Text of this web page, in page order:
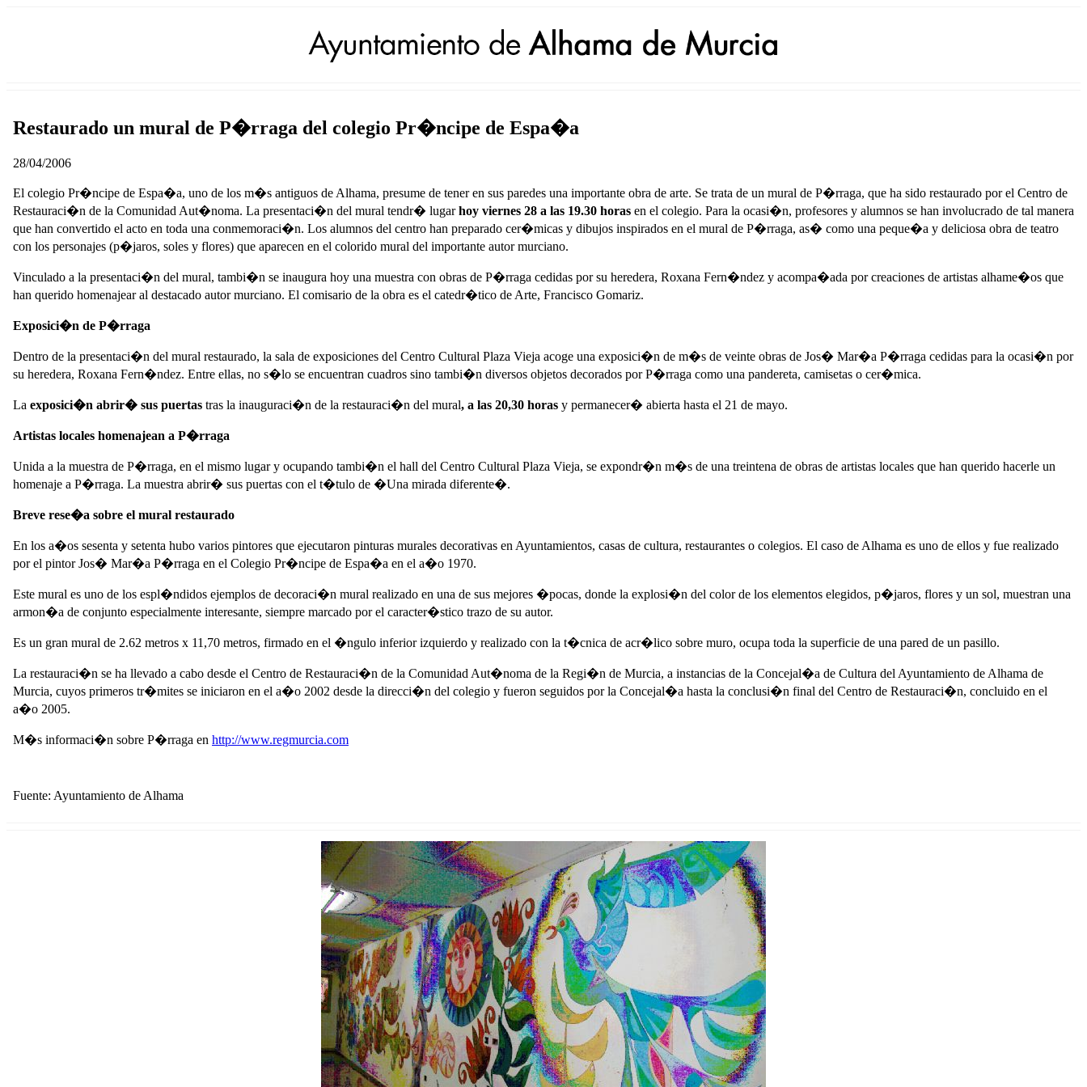
Restaurado un mural de P�rraga del colegio Pr�ncipe de Espa�a
28/04/2006
El colegio Pr�ncipe de Espa�a, uno de los m�s antiguos de Alhama, presume de tener en sus paredes una importante obra de arte. Se trata de un mural de P�rraga, que ha sido restaurado por el Centro de
Restauraci�n de la Comunidad Aut�noma. La presentaci�n del mural tendr� lugarhoy viernes 28 a las 19.30 horas en el colegio. Para la ocasi�n, profesores y alumnos se han involucrado de tal manera
que han convertido el acto en toda una conmemoraci�n. Los alumnos del centro han preparado cer�micas y dibujos inspirados en el mural de P�rraga, as� como una peque�a y deliciosa obra de teatro
con los personajes (p�jaros, soles y flores) que aparecen en el colorido mural del importante autor murciano.
Vinculado a la presentaci�n del mural, tambi�n se inaugura hoy una muestra con obras de P�rraga cedidas por su heredera, Roxana Fern�ndez y acompa�ada por creaciones de artistas alhame�os que
han querido homenajear al destacado autor murciano. El comisario de la obra es el catedr�tico de Arte, Francisco Gomariz.
Exposici�n de P�rraga
Dentro de la presentaci�n del mural restaurado, la sala de exposiciones del Centro Cultural Plaza Vieja acoge una exposici�n de m�s de veinte obras de Jos� Mar�a P�rraga cedidas para la ocasi�n por
su heredera, Roxana Fern�ndez. Entre ellas, no s�lo se encuentran cuadros sino tambi�n diversos objetos decorados por P�rraga como una pandereta, camisetas o cer�mica.
La exposici�n abrir� sus puertas tras la inauguraci�n de la restauraci�n del mural, a las 20,30 horas y permanecer� abierta hasta el 21 de mayo.
Artistas locales homenajean a P�rraga
Unida a la muestra de P�rraga, en el mismo lugar y ocupando tambi�n el hall del Centro Cultural Plaza Vieja, se expondr�n m�s de una treintena de obras de artistas locales que han querido hacerle un
homenaje a P�rraga. La muestra abrir� sus puertas con el t�tulo de �Una mirada diferente�.
Breve rese�a sobre el mural restaurado
En los a�os sesenta y setenta hubo varios pintores que ejecutaron pinturas murales decorativas en Ayuntamientos, casas de cultura, restaurantes o colegios. El caso de Alhama es uno de ellos y fue realizado
por el pintor Jos� Mar�a P�rraga en el Colegio Pr�ncipe de Espa�a en el a�o 1970.
Este mural es uno de los espl�ndidos ejemplos de decoraci�n mural realizado en una de sus mejores �pocas, donde la explosi�n del color de los elementos elegidos, p�jaros, flores y un sol, muestran una
armon�a de conjunto especialmente interesante, siempre marcado por el caracter�stico trazo de su autor.
Es un gran mural de 2.62 metros x 11,70 metros, firmado en el �ngulo inferior izquierdo y realizado con la t�cnica de acr�lico sobre muro, ocupa toda la superficie de una pared de un pasillo.
La restauraci�n se ha llevado a cabo desde el Centro de Restauraci�n de la Comunidad Aut�noma de la Regi�n de Murcia, a instancias de la Concejal�a de Cultura del Ayuntamiento de Alhama de
Murcia, cuyos primeros tr�mites se iniciaron en el a�o 2002 desde la direcci�n del colegio y fueron seguidos por la Concejal�a hasta la conclusi�n final del Centro de Restauraci�n, concluido en el
a�o 2005.
M�s informaci�n sobre P�rraga en http://www.regmurcia.com
Fuente: Ayuntamiento de Alhama